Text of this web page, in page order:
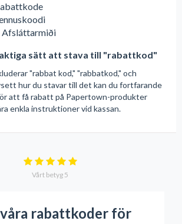
Afsláttarmiði
sätt att stava till "rabattkod"
"rabbat kod," "rabbatkod," och
hur du stavar till det kan du fortfarande
att få rabatt på Papertown-produkter
enkla instruktioner vid kassan.
Vårt betyg 5
rabattkoder för